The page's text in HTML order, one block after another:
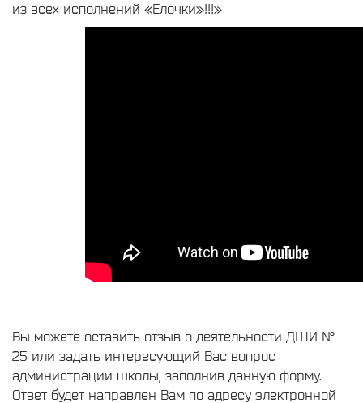
из всех исполнений «Елочки»!!!»
Вы можете оставить отзыв о деятельности ДШИ №
25 или задать интересующий Вас вопрос
администрации школы, заполнив данную форму.
Ответ будет направлен Вам по адресу электронной